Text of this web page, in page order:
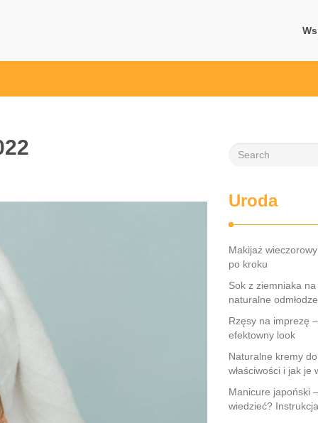
Uroda
Makijaż
po kroku
Sok z ziemniaka
naturalne
Rzęsy na imprezę
efektowny look
Naturalne kremy
właściwości i jak je
Manicure japoński
wiedzieć?